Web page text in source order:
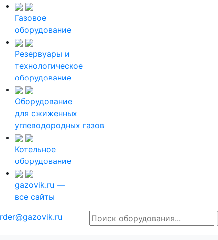
Газовое
оборудование
Резервуары и
технологическое
оборудование
Оборудование
для сжиженных
углеводородных газов
Котельное
оборудование
gazovik.ru —
все сайты